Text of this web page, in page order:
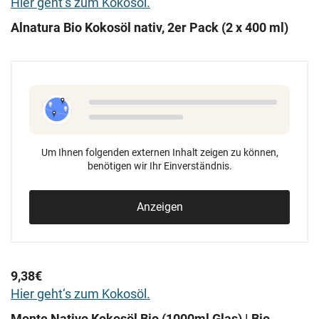
Alnatura Bio Kokosöl nativ, 2er Pack (2 x 400 ml)
Um Ihnen folgenden externen Inhalt zeigen zu können,
benötigen wir Ihr Einverständnis.
Anzeigen
9,38€
Hier geht‘s zum Kokosöl.